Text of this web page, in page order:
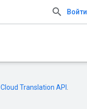
Войти
Cloud Translation API